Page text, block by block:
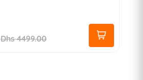
Dhs 4499.00